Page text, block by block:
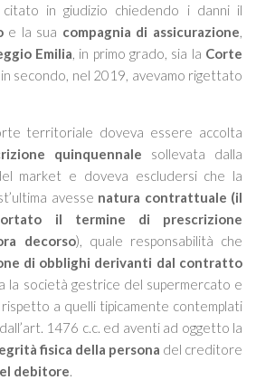
citato in giudizio chiedendo i danni il
e la sua compagnia di assicurazione,
Emilia, in primo grado, sia la Corte
in secondo, nel 2019, avevamo rigettato
territoriale doveva essere accolta
quinquennale sollevata dalla
market e doveva escludersi che la
avesse natura contrattuale (il
il termine di prescrizione
decorso), quale responsabilità che
di obblighi derivanti dal contratto
la società gestrice del supermercato e
a quelli tipicamente contemplati
1476 c.c. ed aventi ad oggetto la
fisica della persona del creditore
debitore.